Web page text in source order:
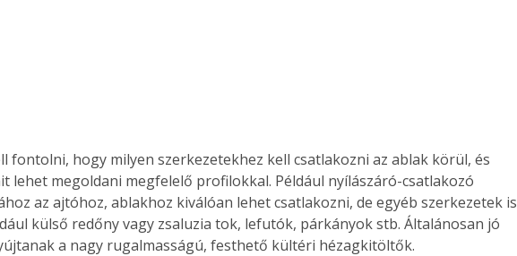
fontolni, hogy milyen szerkezetekhez kell csatlakozni az ablak körül, és
lehet megoldani megfelelő profilokkal. Például nyílászáró-csatlakozó
az ajtóhoz, ablakhoz kiválóan lehet csatlakozni, de egyéb szerkezetek is
külső redőny vagy zsaluzia tok, lefutók, párkányok stb. Általánosan jó
a nagy rugalmasságú, festhető kültéri hézagkitöltők.